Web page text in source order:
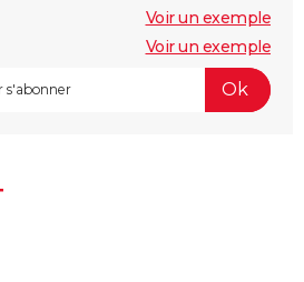
Voir un exemple
Voir un exemple